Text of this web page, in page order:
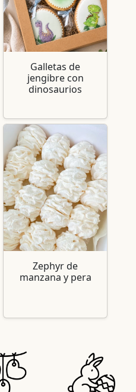
Galletas de
jengibre con
dinosaurios
Zephyr de
manzana y pera